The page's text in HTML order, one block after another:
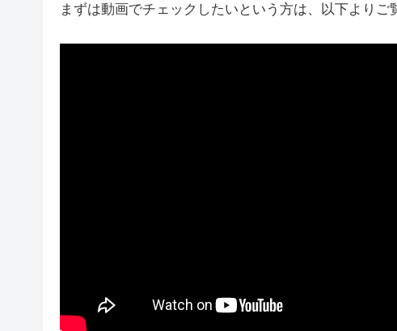
まずは動画でチェックしたいという方は、以下よりご